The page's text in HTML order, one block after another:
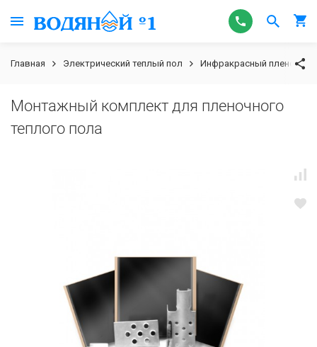
Главная Электрический теплый пол Инфракрасный
Монтажный комплект для пленочного
теплого пола